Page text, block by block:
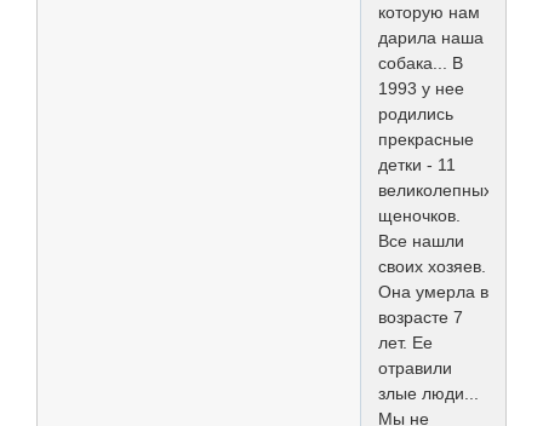
которую нам
дарила наша
собака... В
1993 у нее
родились
прекрасные
детки - 11
великолепных
щеночков.
Все нашли
своих хозяев.
Она умерла в
возрасте 7
лет. Ее
отравили
злые люди...
Мы не